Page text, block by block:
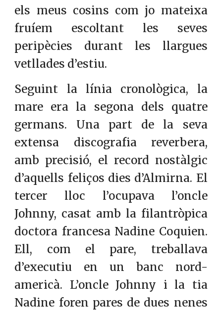
els meus cosins com jo mateixa
fruíem escoltant les seves
peripècies durant les llargues
vetllades d’estiu.
Seguint la línia cronològica, la
mare era la segona dels quatre
germans. Una part de la seva
extensa discografia reverbera,
amb precisió, el record nostàlgic
d’aquells feliços dies d’Almirna. El
tercer lloc l’ocupava l’oncle
Johnny, casat amb la filantròpica
doctora francesa Nadine Coquien.
Ell, com el pare, treballava
d’executiu en un banc nord-
americà. L’oncle Johnny i la tia
Nadine foren pares de dues nenes